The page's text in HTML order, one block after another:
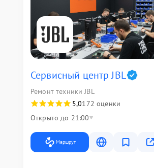
Сервисный центр JBL
Ремонт техники JBL
5,0172 оценки
Открыто до 21:00
Маршрут